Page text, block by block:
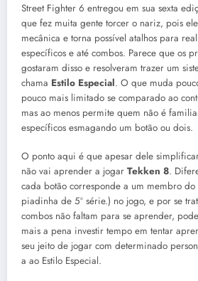
Street Fighter 6 entregou em sua sexta
que fez muita gente torcer o nariz, pois
mecânica e torna possível atalhos para
específicos e até combos. Parece que os
gostaram disso e resolveram trazer um
chama Estilo Especial. O que muda
pouco mais limitado se comparado ao
mas ao menos permite quem não é
específicos esmagando um botão ou dois.
O ponto aqui é que apesar dele
não vai aprender a jogar Tekken 8.
cada botão corresponde a um membro
piadinha de 5º série.) no jogo, e por se
combos não faltam para se aprender,
mais a pena investir tempo em tentar
seu jeito de jogar com determinado
a ao Estilo Especial.